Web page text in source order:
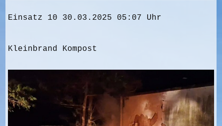
Einsatz 10 30.03.2025 05:07 Uhr
Kleinbrand Kompost